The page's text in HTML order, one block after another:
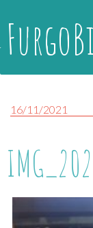
16/11/2021